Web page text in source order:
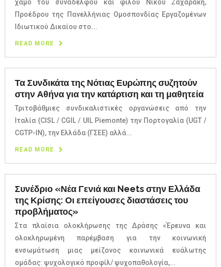
χαμό του συναδέλφου και φίλου Νίκου Ζαχαράκη,
Προέδρου της Πανελλήνιας Ομοσπονδίας Εργαζομένων
Ιδιωτικού Δικαίου στο...
READ MORE
Τα Συνδικάτα της Νότιας Ευρώπης συζητούν
στην Αθήνα για την κατάρτιση και τη μαθητεία
Τριτοβάθμιες συνδικαλιστικές οργανώσεις από την
Ιταλία (CISL / CGIL / UIL Piemonte) την Πορτογαλία (UGT /
CGTP-IN), την Ελλάδα (ΓΣΕΕ) αλλά...
READ MORE
Συνέδριο «Νέα Γενιά και Neets στην Ελλάδα
της Κρίσης: Οι επείγουσες διαστάσεις του
προβλήματος»
Στα πλαίσια ολοκλήρωσης της Δράσης «Έρευνα και
ολοκληρωμένη παρέμβαση για την κοινωνική
ενσωμάτωση μιας μείζονος κοινωνικά ευάλωτης
ομάδας: ψυχολογικό προφίλ/ ψυχοπαθολογία,...